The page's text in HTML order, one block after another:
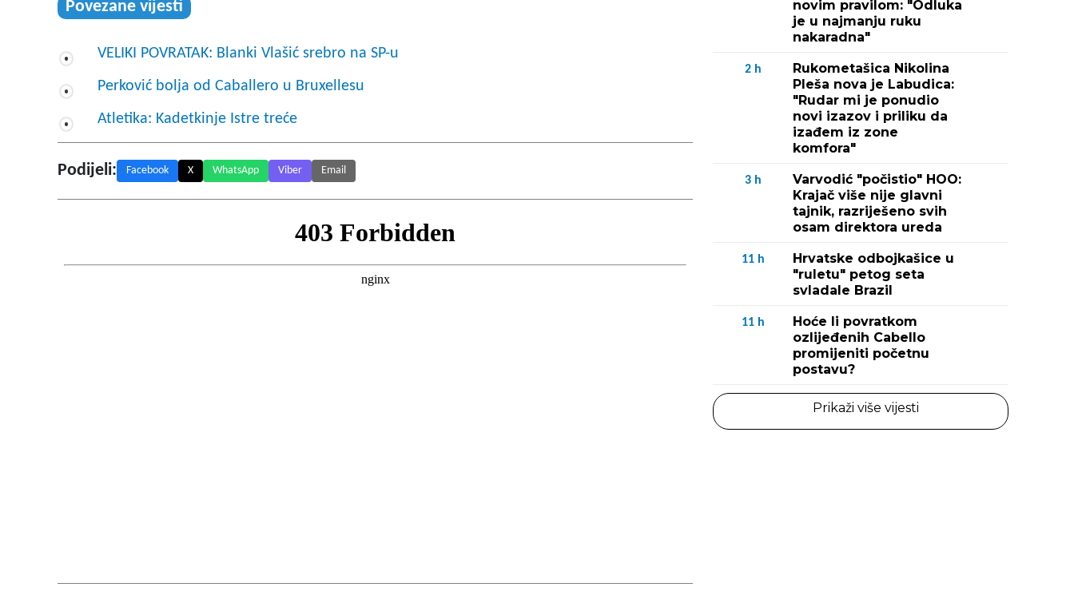
Povezane vijesti
VELIKI POVRATAK: Blanki Vlašić srebro na SP-u
Perković bolja od Caballero u Bruxellesu
Atletika: Kadetkinje Istre treće
Podijeli: Facebook X WhatsApp Viber Email
novim pravilom: "Odluka
je u najmanju ruku
nakaradna"
2 h
Rukometašica Nikolina
Pleša nova je Labudica:
"Rudar mi je ponudio
novi izazov i priliku da
izađem iz zone
komfora"
3 h
Varvodić "počistio" HOO:
Krajač više nije glavni
tajnik, razriješeno svih
osam direktora ureda
11 h
Hrvatske odbojkašice u
"ruletu" petog seta
svladale Brazil
11 h
Hoće li povratkom
ozlijeđenih Cabello
promijeniti početnu
postavu?
Prikaži više vijesti